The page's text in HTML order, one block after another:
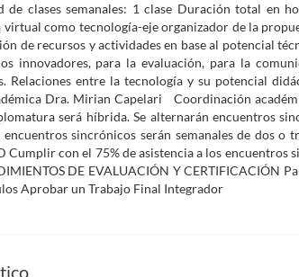
clases semanales: 1 clase Duración total en
como tecnología-eje organizador de la
de recursos y actividades en base al potencial
innovadores, para la evaluación, para la
Relaciones entre la tecnología y su potencial
Dra. Mirian Capelari Coordinación
será híbrida. Se alternarán encuentros
sincrónicos serán semanales de dos o
con el 75% de asistencia a los encuentros
DE EVALUACIÓN Y CERTIFICACIÓN
Aprobar un Trabajo Final Integrador